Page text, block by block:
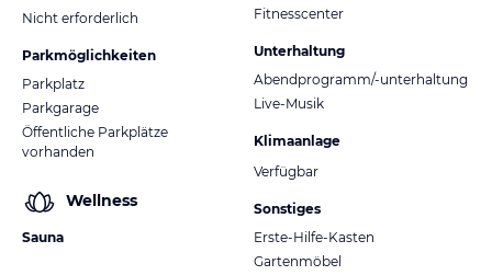
Nicht erforderlich
Parkmöglichkeiten
Parkplatz
Parkgarage
Öffentliche Parkplätze
vorhanden
Wellness
Sauna
Fitnesscenter
Unterhaltung
Abendprogramm/-unterhaltung
Live-Musik
Klimaanlage
Verfügbar
Sonstiges
Erste-Hilfe-Kasten
Gartenmöbel